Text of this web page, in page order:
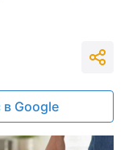
в Google